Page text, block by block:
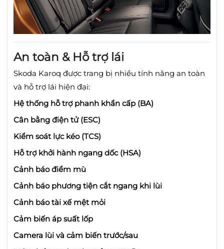
An toàn & Hỗ trợ lái
Skoda Karoq được trang bị nhiều tính năng an toàn
và hỗ trợ lái hiện đại:
Hệ thống hỗ trợ phanh khẩn cấp (BA)
Cân bằng điện tử (ESC)
Kiểm soát lực kéo (TCS)
Hỗ trợ khởi hành ngang dốc (HSA)
Cảnh báo điểm mù
Cảnh báo phương tiện cắt ngang khi lùi
Cảnh báo tài xế mệt mỏi
Cảm biến áp suất lốp
Camera lùi và cảm biến trước/sau